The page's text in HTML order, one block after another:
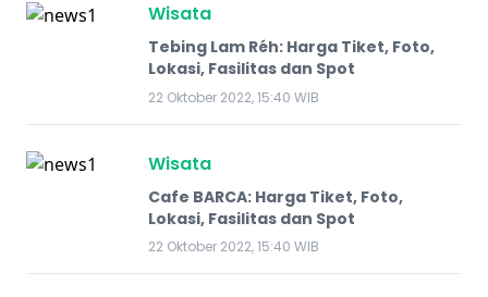
Wisata
Tebing Lam Réh: Harga Tiket, Foto,
Lokasi, Fasilitas dan Spot
22 Oktober 2022, 15:40 WIB
Wisata
Cafe BARCA: Harga Tiket, Foto,
Lokasi, Fasilitas dan Spot
22 Oktober 2022, 15:40 WIB